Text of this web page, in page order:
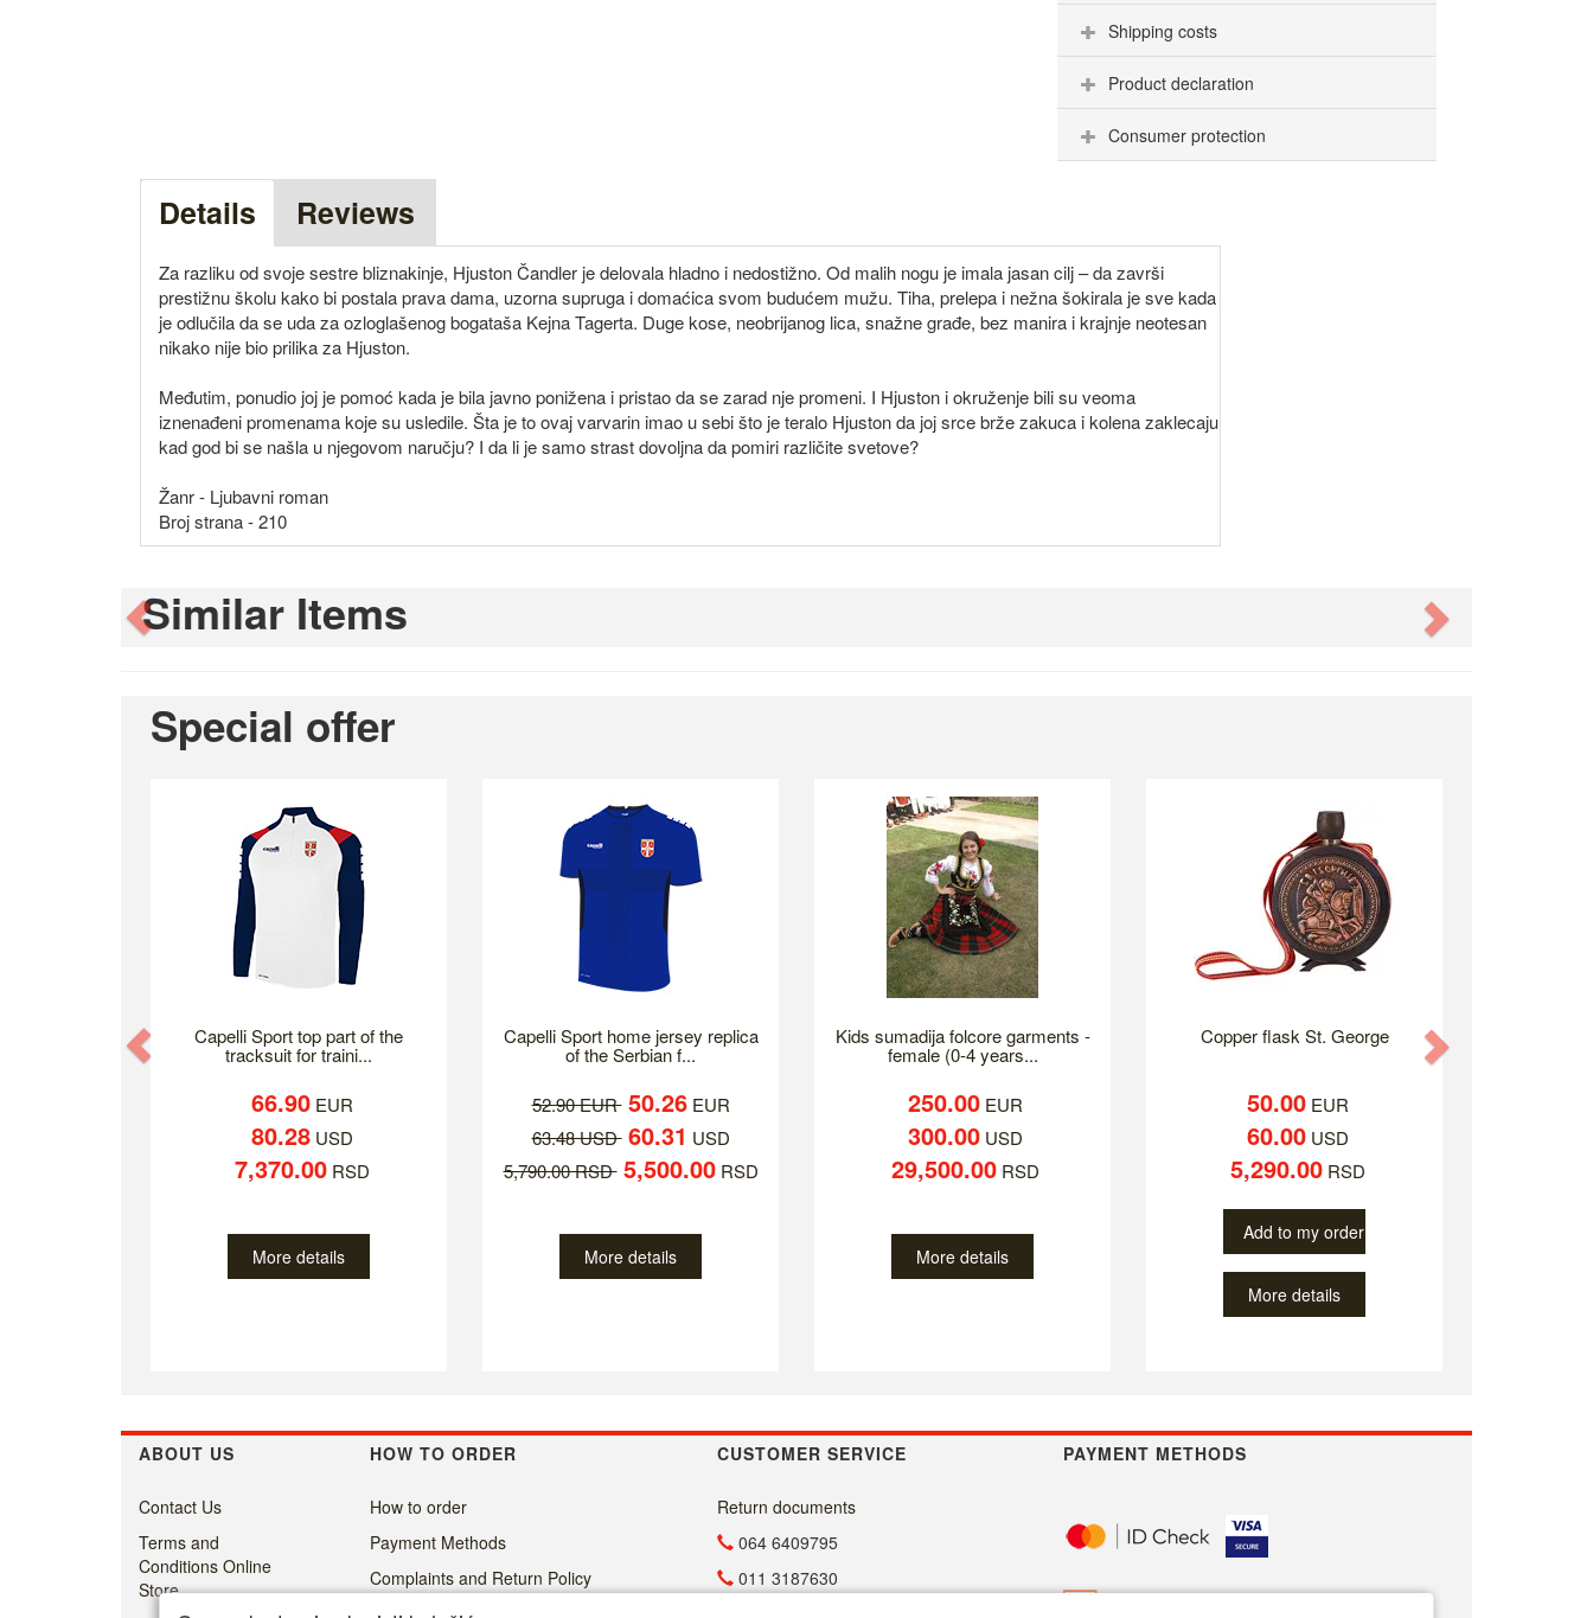
Shipping costs
Product declaration
Consumer protection
Details Reviews
Za razliku od svoje sestre bliznakinje, Hjuston Čandler je delovala hladno i nedostižno. Od malih nogu je imala jasan cilj – da završi
prestižnu školu kako bi postala prava dama, uzorna supruga i domaćica svom budućem mužu. Tiha, prelepa i nežna šokirala je sve kada
je odlučila da se uda za ozloglašenog bogataša Kejna Tagerta. Duge kose, neobrijanog lica, snažne građe, bez manira i krajnje neotesan
nikako nije bio prilika za Hjuston.
Međutim, ponudio joj je pomoć kada je bila javno ponižena i pristao da se zarad nje promeni. I Hjuston i okruženje bili su veoma
iznenađeni promenama koje su usledile. Šta je to ovaj varvarin imao u sebi što je teralo Hjuston da joj srce brže zakuca i kolena zaklecaju
kad god bi se našla u njegovom naručju? I da li je samo strast dovoljna da pomiri različite svetove?
Žanr - Ljubavni roman
Broj strana - 210
Similar Items
Previous
Special offer
Capelli Sport top part of the
tracksuit for traini...
66.90EUR
80.28USD
7,370.00RSD
More details
Capelli Sport home jersey replica
of the Serbian f...
52.90 EUR 50.26EUR
63.48 USD 60.31 USD
5,790.00 RSD 5,500.00RSD
More details
Kids sumadija folcore garments -
female (0-4 years...
250.00 EUR
300.00 USD
29,500.00 RSD
More details
Copper flask St. George
50.00EUR
60.00USD
5,290.00RSD
Add to my order
More details
Previous
ABOUT US HOW TO ORDER CUSTOMER SERVICE PAYMENT METHODS
Contact Us
Terms and
Conditions Online
Store
How to order
Payment Methods
Complaints and Return Policy
Return documents
064 6409795
011 3187630